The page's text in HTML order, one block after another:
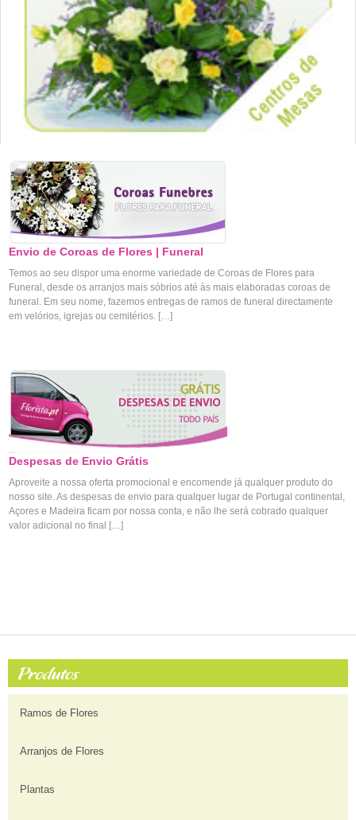
Envio de Coroas de Flores | Funeral
Temos ao seu dispor uma enorme variedade de Coroas de Flores para
Funeral, desde os arranjos mais sóbrios até às mais elaboradas coroas de
funeral. Em seu nome, fazemos entregas de ramos de funeral directamente
em velórios, igrejas ou cemitérios. […]
Despesas de Envio Grátis
Aproveite a nossa oferta promocional e encomende já qualquer produto do
nosso site. As despesas de envio para qualquer lugar de Portugal continental,
Açores e Madeira ficam por nossa conta, e não lhe será cobrado qualquer
valor adicional no final […]
Ramos de Flores
Arranjos de Flores
Plantas